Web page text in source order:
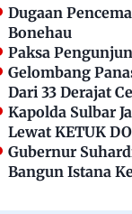
Dugaan
Bonehau
Paksa
Gelombang
Dari 33 Derajat
Kapolda Sulbar
Lewat KETUK
Gubernur
Bangun Istana